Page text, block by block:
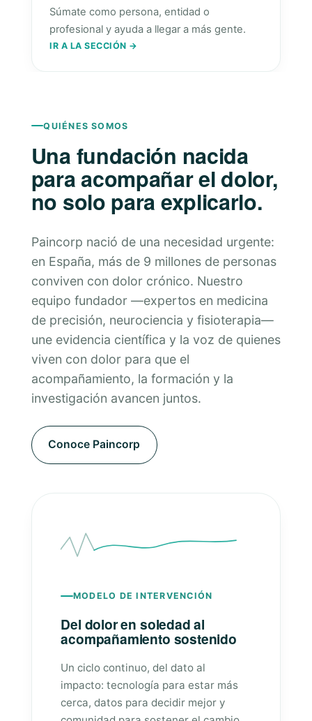
Súmate como persona, entidad o
profesional y ayuda a llegar a más gente.
IR A LA SECCIÓN →
QUIÉNES SOMOS
Una fundación nacida
para acompañar el dolor,
no solo para explicarlo.
Paincorp nació de una necesidad urgente:
en España, más de 9 millones de personas
conviven con dolor crónico. Nuestro
equipo fundador —expertos en medicina
de precisión, neurociencia y fisioterapia—
une evidencia científica y la voz de quienes
viven con dolor para que el
acompañamiento, la formación y la
investigación avancen juntos.
Conoce Paincorp
MODELO DE INTERVENCIÓN
Del dolor en soledad al
acompañamiento sostenido
Un ciclo continuo, del dato al
impacto: tecnología para estar más
cerca, datos para decidir mejor y